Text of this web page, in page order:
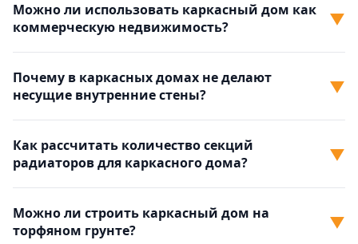
Можно ли использовать каркасный дом как
коммерческую недвижимость?
▼
Почему в каркасных домах не делают
несущие внутренние стены?
▼
Как рассчитать количество секций
радиаторов для каркасного дома?
▼
Можно ли строить каркасный дом на
торфяном грунте?
▼